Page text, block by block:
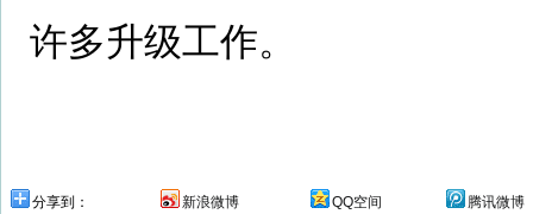
许多升级工作。
分享到： 新浪微博 QQ空间
腾讯微博